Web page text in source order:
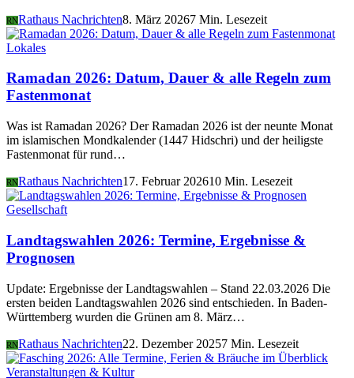
RNRathaus Nachrichten8. März 20267 Min. Lesezeit
Lokales
Ramadan 2026: Datum, Dauer & alle Regeln zum
Fastenmonat
Was ist Ramadan 2026? Der Ramadan 2026 ist der neunte Monat
im islamischen Mondkalender (1447 Hidschri) und der heiligste
Fastenmonat für rund…
RNRathaus Nachrichten17. Februar 202610 Min. Lesezeit
Gesellschaft
Landtagswahlen 2026: Termine, Ergebnisse &
Prognosen
Update: Ergebnisse der Landtagswahlen – Stand 22.03.2026 Die
ersten beiden Landtagswahlen 2026 sind entschieden. In Baden-
Württemberg wurden die Grünen am 8. März…
RNRathaus Nachrichten22. Dezember 20257 Min. Lesezeit
Veranstaltungen & Kultur